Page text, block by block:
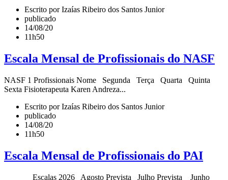
Escrito por Izaías Ribeiro dos Santos Junior
publicado
14/08/20
11h50
Escala Mensal de Profissionais do NASF
NASF 1 Profissionais Nome Segunda Terça Quarta Quinta
Sexta Fisioterapeuta Karen Andreza...
Escrito por Izaías Ribeiro dos Santos Junior
publicado
14/08/20
11h50
Escala Mensal de Profissionais do PAI
Escalas 2026 Agosto Prevista Julho Prevista Junho